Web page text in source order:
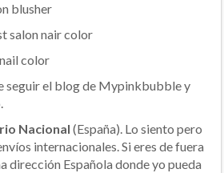
blusher
salon nair color
color
seguir el blog de Mypinkbubble y
Nacional (España). Lo siento pero
internacionales. Si eres de fuera
dirección Española donde yo pueda